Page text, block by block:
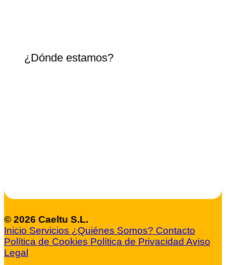
¿Dónde estamos?
© 2026 Caeltu S.L.
Inicio Servicios ¿Quiénes Somos? Contacto
Política de Cookies Política de Privacidad Aviso
Legal